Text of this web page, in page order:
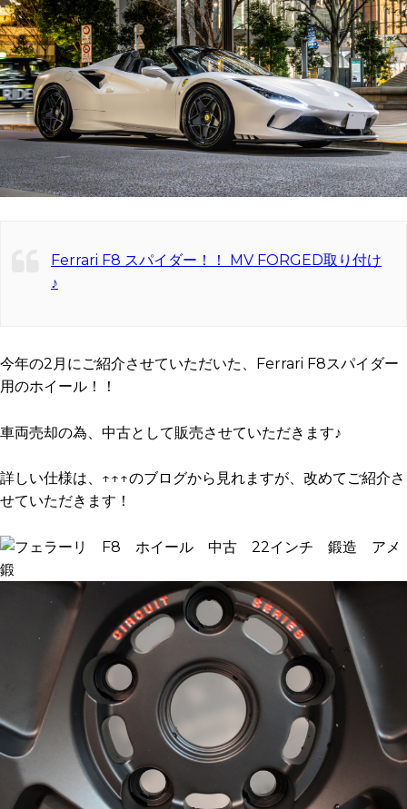
Ferrari F8 スパイダー！！ MV FORGED取り付け
♪
今年の2月にご紹介させていただいた、Ferrari F8スパイダー
用のホイール！！
車両売却の為、中古として販売させていただきます♪
詳しい仕様は、↑↑↑のブログから見れますが、改めてご紹介さ
せていただきます！